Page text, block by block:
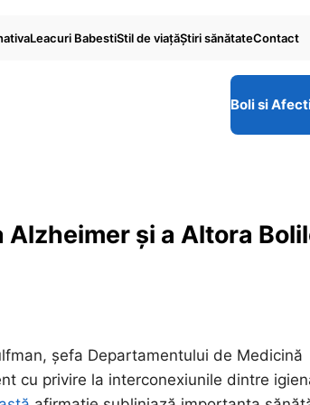
Leacuri BabestiStil de viaţăŞtiri sănătateContact
Boli si
Alzheimer și a Altora
șefa Departamentului de Medicină
cu privire la interconexiunile dintre